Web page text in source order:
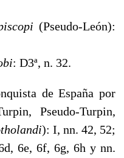
(Pseudo-León):
: D3ª, n. 32.
de España por
Pseudo-Turpin,
): I, nn. 42, 52;
6e, 6f, 6g, 6h y nn.